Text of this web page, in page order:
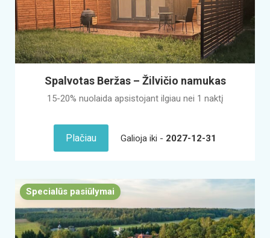
Spalvotas Beržas – Žilvičio namukas
15-20% nuolaida apsistojant ilgiau nei 1 naktį
Plačiau Galioja iki - 2027-12-31
Specialūs pasiūlymai